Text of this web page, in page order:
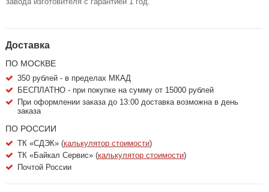
Доставка
ПО МОСКВЕ
350 рублей - в пределах МКАД
БЕСПЛАТНО - при покупке на сумму от 15000 рублей
При оформлении заказа до 13:00 доставка возможна в день
заказа
ПО РОССИИ
ТК «СДЭК» (калькулятор стоимости)
ТК «Байкал Сервис» (калькулятор стоимости)
Почтой России